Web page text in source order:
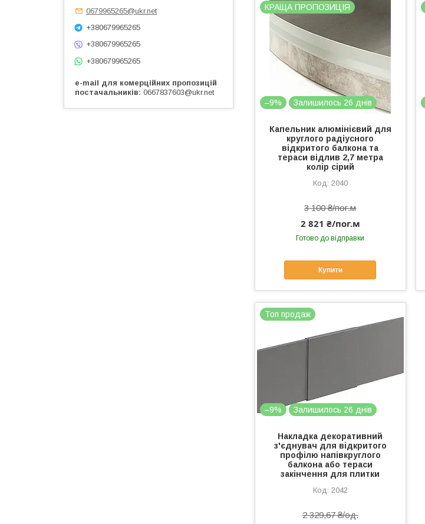
КРАЩА ПРОПОЗИЦІЯ
–9% Залишилось 26 днів
Капельник алюмінієвий для
круглого радіусного
відкритого балкона та
тераси відлив 2,7 метра
колір сірий
2040
3 100 ₴/пог.м
2 821 ₴/пог.м
Готово до відправки
Купити
Топ продаж
–9% Залишилось 26 днів
Накладка декоративний
з'єднувач для відкритого
профілю напівкруглого
балкона або тераси
закінчення для плитки
2042
2 329,67 ₴/од.
0679965265@ukr.net
+380679965265
+380679965265
+380679965265
e-mail для комерційних пропозицій
постачальників 0667837603@ukr.net